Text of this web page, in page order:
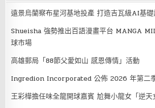
遠景烏蘭察布星河基地投產 打造吉瓦級AI基
Shueisha 強勢推出百語漫畫平台 MANGA
球市場
高雄郵局「88節父愛如山 感恩傳情」活動
Ingredion Incorporated 公佈 2026 年第二
王彩樺擔任味全龍開球嘉賓 尬舞小龍女「逆